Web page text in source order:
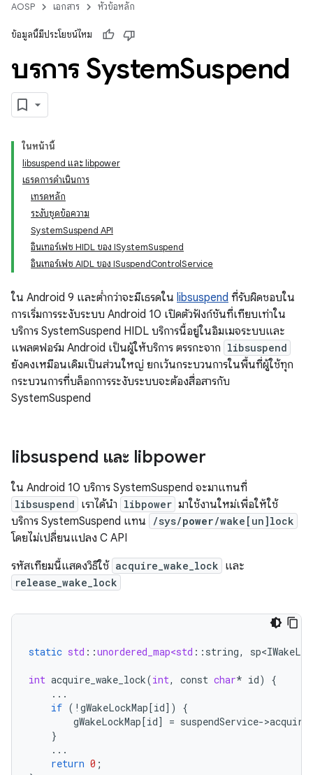
AOSP เอกสาร หัวข้อหลัก
ข้อมูลนี้มีประโยชน์ไหม
บริการ SystemSuspend
ในหน้านี้
libsuspend และ libpower
เธรดการดำเนินการ
เทรดหลัก
ระงับชุดข้อความ
SystemSuspend API
อินเทอร์เฟซ HIDL ของ ISystemSuspend
อินเทอร์เฟซ AIDL ของ ISuspendControlService
ใน Android 9 และต่ำกว่าจะมีเธรดใน libsuspend ที่รับผิดชอบใน
การเริ่มการระงับระบบ Android 10 เปิดตัวฟังก์ชันที่เทียบเท่าใน
บริการ SystemSuspend HIDL บริการนี้อยู่ในอิมเมจระบบและ
แพลตฟอร์ม Android เป็นผู้ให้บริการ ตรรกะจาก libsuspend
ยังคงเหมือนเดิมเป็นส่วนใหญ่ ยกเว้นกระบวนการในพื้นที่ผู้ใช้ทุก
กระบวนการที่บล็อกการระงับระบบจะต้องสื่อสารกับ
SystemSuspend
libsuspend และ libpower
ใน Android 10 บริการ SystemSuspend จะมาแทนที่
libsuspend เราได้นำ libpower มาใช้งานใหม่เพื่อให้ใช้
บริการ SystemSuspend แทน
/sys/power/wake[un]lock
โดยไม่เปลี่ยนแปลง C API
รหัสเทียมนี้แสดงวิธีใช้ acquire_wake_lock และ
release_wake_lock
static std : :unordered_map<std : : string,
int acquire_wake_lock(int, const char* id)
{
...
if ( ! gWakeLockMap[id] )
{
gWakeLockMap[id] = suspendService->
}
...
return 0 ;